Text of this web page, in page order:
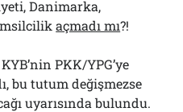
Danimarka,
açmadı mı?!
PKK/YPG’ye
bu tutum değişmezse
uyarısında bulundu.